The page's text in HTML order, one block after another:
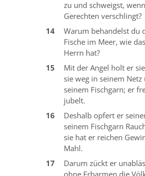
zu und schweigst,
Gerechten verschlingt?
14
Warum behandelst du
Fische im Meer, wie
Herrn hat?
15
Mit der Angel holt er
sie weg in seinem
seinem Fischgarn; er
jubelt.
16
Deshalb opfert er
seinem Fischgarn
sie hat er reichen
Mahl.
17
Darum zückt er